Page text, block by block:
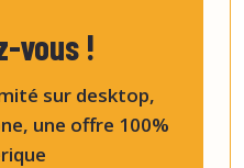
vous !
sur desktop,
une offre 100%